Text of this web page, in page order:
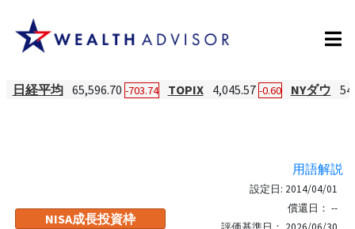
日経平均 65,596.70 -703.74 TOPIX 4,045.57 -0.60 NYダウ
用語解説
NISA成長投資枠
設定日: 2014/04/01
償還日： --